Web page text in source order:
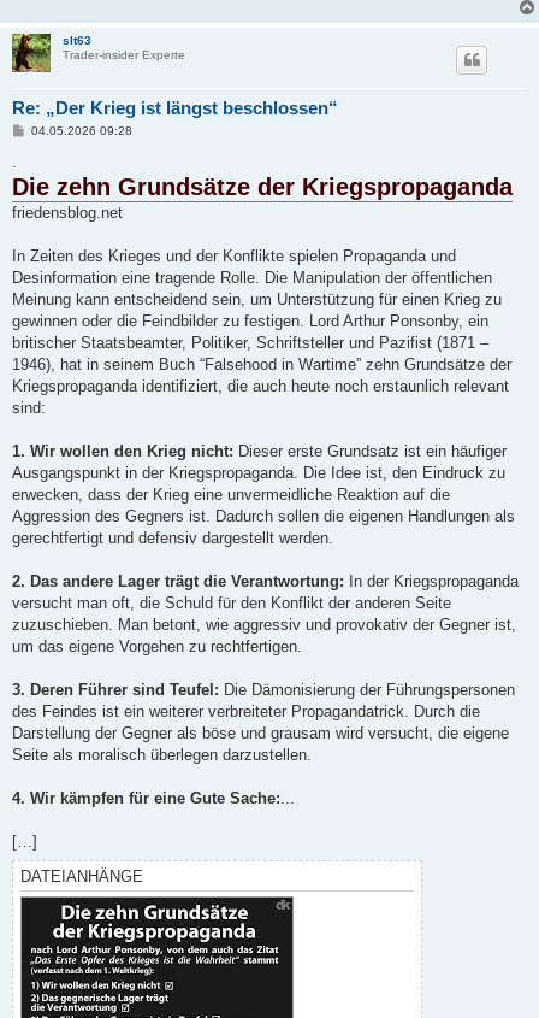
slt63
Trader-insider Experte
Re: „Der Krieg ist längst beschlossen“
B
r
a
g
04.05.2026 09:28
.
Die zehn Grundsätze der Kriegspropaganda
friedensblog.net
In Zeiten des Krieges und der Konflikte spielen Propaganda und
Desinformation eine tragende Rolle. Die Manipulation der öffentlichen
Meinung kann entscheidend sein, um Unterstützung für einen Krieg zu
gewinnen oder die Feindbilder zu festigen. Lord Arthur Ponsonby, ein
britischer Staatsbeamter, Politiker, Schriftsteller und Pazifist (1871 –
1946), hat in seinem Buch “Falsehood in Wartime” zehn Grundsätze der
Kriegspropaganda identifiziert, die auch heute noch erstaunlich relevant
sind:
1. Wir wollen den Krieg nicht: Dieser erste Grundsatz ist ein häufiger
Ausgangspunkt in der Kriegspropaganda. Die Idee ist, den Eindruck zu
erwecken, dass der Krieg eine unvermeidliche Reaktion auf die
Aggression des Gegners ist. Dadurch sollen die eigenen Handlungen als
gerechtfertigt und defensiv dargestellt werden.
2. Das andere Lager trägt die Verantwortung:
In der Kriegspropaganda
versucht man oft, die Schuld für den Konflikt der anderen Seite
zuzuschieben. Man betont, wie aggressiv und provokativ der Gegner ist,
um das eigene Vorgehen zu rechtfertigen.
3. Deren Führer sind Teufel: Die Dämonisierung der Führungspersonen
des Feindes ist ein weiterer verbreiteter Propagandatrick. Durch die
Darstellung der Gegner als böse und grausam wird versucht, die eigene
Seite als moralisch überlegen darzustellen.
4. Wir kämpfen für eine Gute Sache:...
[…]
DATEIANHÄNGE